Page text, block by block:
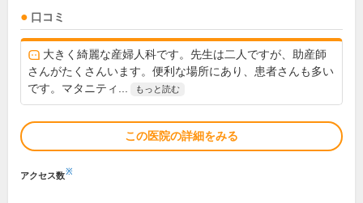
口コミ
大きく綺麗な産婦人科です。先生は二人ですが、助産師
さんがたくさんいます。便利な場所にあり、患者さんも多い
です。マタニティ...
もっと読む
この医院の詳細をみる
アクセス数※